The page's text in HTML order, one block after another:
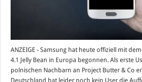
ANZEIGE - Samsung hat heute offiziell mit
4.1 Jelly Bean in Europa begonnen. Als erste
polnischen Nachbarn an Project Butter & Co
Deutschland hat leider noch kein User die